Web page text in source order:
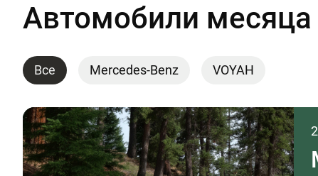
Автомобили месяца
Все Mercedes-Benz VOYAH